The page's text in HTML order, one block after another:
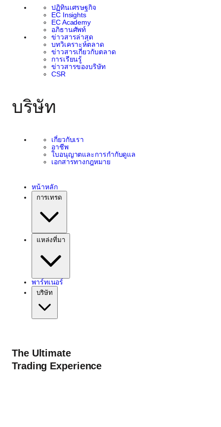
ปฏิทินเศรษฐกิจ
EC Insights
EC Academy
อภิธานศัพท์
ข่าวสารล่าสุด
บทวิเคราะห์ตลาด
ข่าวสารเกี่ยวกับตลาด
การเรียนรู้
ข่าวสารของบริษัท
CSR
บริษัท
เกี่ยวกับเรา
อาชีพ
ใบอนุญาตและการกำกับดูแล
เอกสารทางกฎหมาย
หน้าหลัก
การเทรด
แหล่งที่มา
พาร์ทเนอร์
บริษัท
The Ultimate
Trading Experience